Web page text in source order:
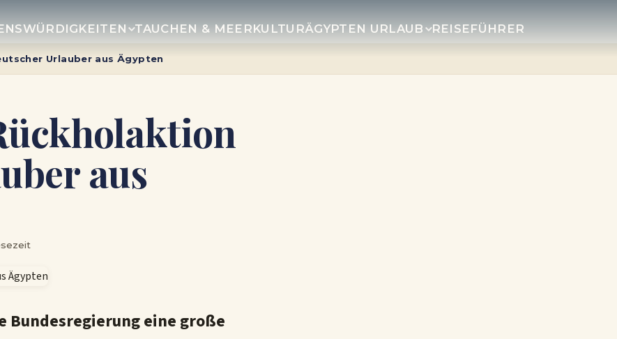
TAUCHEN & MEERKULTURÄGYPTEN URLAUB REISEFÜHRER
Urlauber aus Ägypten
aus
Bundesregierung eine große